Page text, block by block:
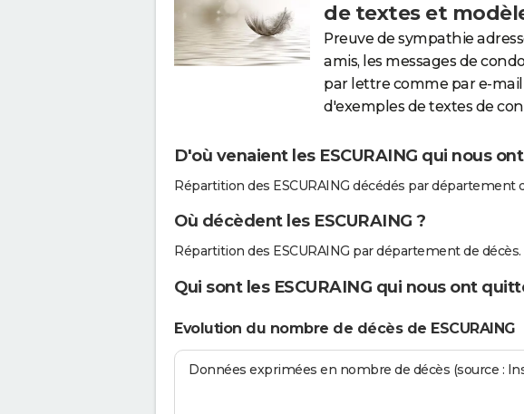
de textes et
Preuve de sympathie
amis, les messages de
par lettre comme par e-mail
d'exemples de textes de
D'où venaient les ESCURAING qui nous
Répartition des ESCURAING décédés par département
Où décèdent les ESCURAING ?
Répartition des ESCURAING par département de décès.
Qui sont les ESCURAING qui nous ont
Evolution du nombre de décès de ESCURAING
Données exprimées en nombre de décès (source :